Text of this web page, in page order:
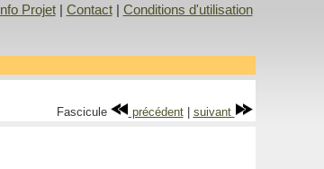
Info Projet| Contact| Conditions d'utilisation
Fascicule précédent| suivant